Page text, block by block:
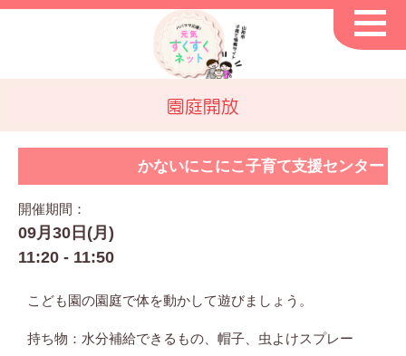
園庭開放
かないにこにこ子育て支援センター
開催期間：
09月30日(月)
11:20 - 11:50
こども園の園庭で体を動かして遊びましょう。
持ち物：水分補給できるもの、帽子、虫よけスプレー